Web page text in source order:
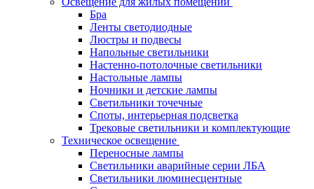
Бра
Ленты светодиодные
Люстры и подвесы
Напольные светильники
Настенно-потолочные светильники
Настольные лампы
Ночники и детские лампы
Светильники точечные
Споты, интерьерная подсветка
Трековые светильники и комплектующие
Техническое освещение
Переносные лампы
Светильники аварийные серии ЛБА
Светильники люминесцентные